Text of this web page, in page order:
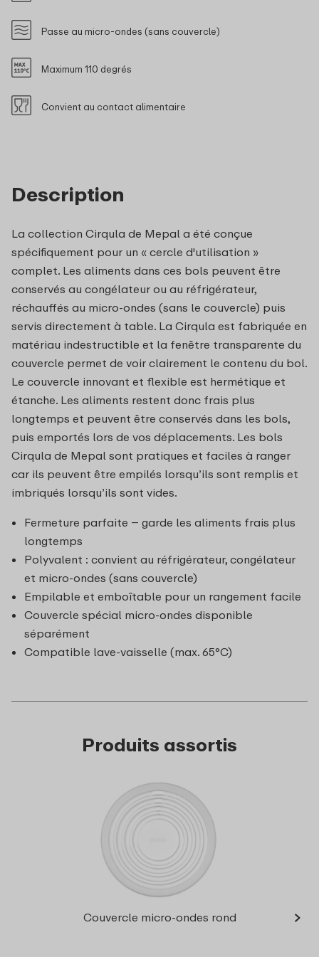
Description
La collection Cirqula de Mepal a été conçue
spécifiquement pour un « cercle d'utilisation »
complet. Les aliments dans ces bols peuvent être
conservés au congélateur ou au réfrigérateur,
réchauffés au micro-ondes (sans le couvercle) puis
servis directement à table. La Cirqula est fabriquée en
matériau indestructible et la fenêtre transparente du
couvercle permet de voir clairement le contenu du bol.
Le couvercle innovant et flexible est hermétique et
étanche. Les aliments restent donc frais plus
longtemps et peuvent être conservés dans les bols,
puis emportés lors de vos déplacements. Les bols
Cirqula de Mepal sont pratiques et faciles à ranger
car ils peuvent être empilés lorsqu’ils sont remplis et
imbriqués lorsqu’ils sont vides.
Fermeture parfaite – garde les aliments frais plus
longtemps
Polyvalent : convient au réfrigérateur, congélateur
et micro-ondes (sans couvercle)
Empilable et emboîtable pour un rangement facile
Couvercle spécial micro-ondes disponible
séparément
Compatible lave-vaisselle (max. 65°C)
Passe au micro-ondes (sans couvercle)
Maximum 110 degrés
Convient au contact alimentaire
Produits assortis
Couvercle micro-ondes rond
Bol
›